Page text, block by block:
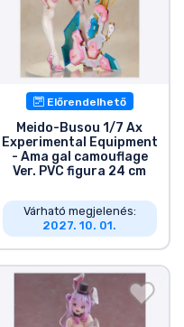
Előrendelhető
Meido-Busou 1/7 Ax
Experimental Equipment
- Ama gal camouflage
Ver. PVC figura 24 cm
Várható megjelenés:
2027. 10. 01.